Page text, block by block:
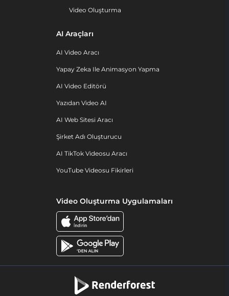
Video Oluşturma
AI Araçları
AI Video Aracı
Yapay Zeka Ile Animasyon Yapma
AI Video Editörü
Yazıdan Video AI
AI Web Sitesi Aracı
Şirket Adı Oluşturucu
AI TikTok Videosu Aracı
YouTube Videosu Fikirleri
Video Oluşturma Uygulamaları